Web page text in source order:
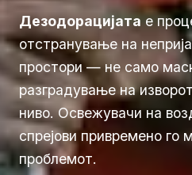
Дезодорацијата е
отстранување на
простори — не само
разградување на
ниво. Освежувачи на
спрејови привремено го
проблемот.